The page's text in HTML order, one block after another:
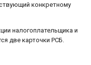
конкретному
налогоплательщика и
две карточки РСБ.